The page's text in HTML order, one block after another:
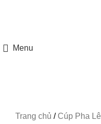
Menu
Trang chủ / Cúp Pha Lê